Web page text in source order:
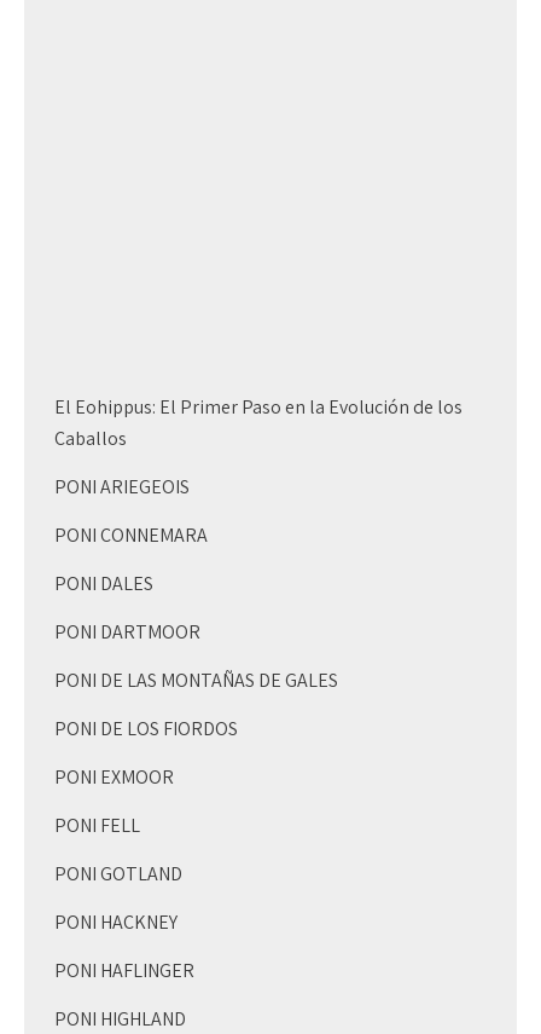
El Eohippus: El Primer Paso en la Evolución de los
Caballos
PONI ARIEGEOIS
PONI CONNEMARA
PONI DALES
PONI DARTMOOR
PONI DE LAS MONTAÑAS DE GALES
PONI DE LOS FIORDOS
PONI EXMOOR
PONI FELL
PONI GOTLAND
PONI HACKNEY
PONI HAFLINGER
PONI HIGHLAND